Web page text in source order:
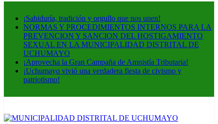
¡Sabiduría, tradición y orgullo que nos unen!
NORMAS Y PROCEDIMIENTOS INTERNOS PARA LA
PREVENCION Y SANCION DEL HOSTIGAMIENTO
SEXUAL EN LA MUNICIPALIDAD DISTRITAL DE
UCHUMAYO
¡Aprovecha la Gran Campaña de Amnistía Tributaria!
¡Uchumayo vivió una verdadera fiesta de civismo y
patriotismo!